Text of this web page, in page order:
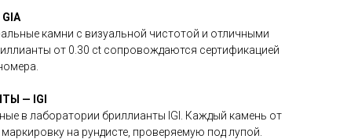
камни с визуальной чистотой и отличными
от 0.30 ct сопровождаются сертификацией
— IGI
в лаборатории бриллианты IGI. Каждый камень от
на рундисте, проверяемую под лупой.